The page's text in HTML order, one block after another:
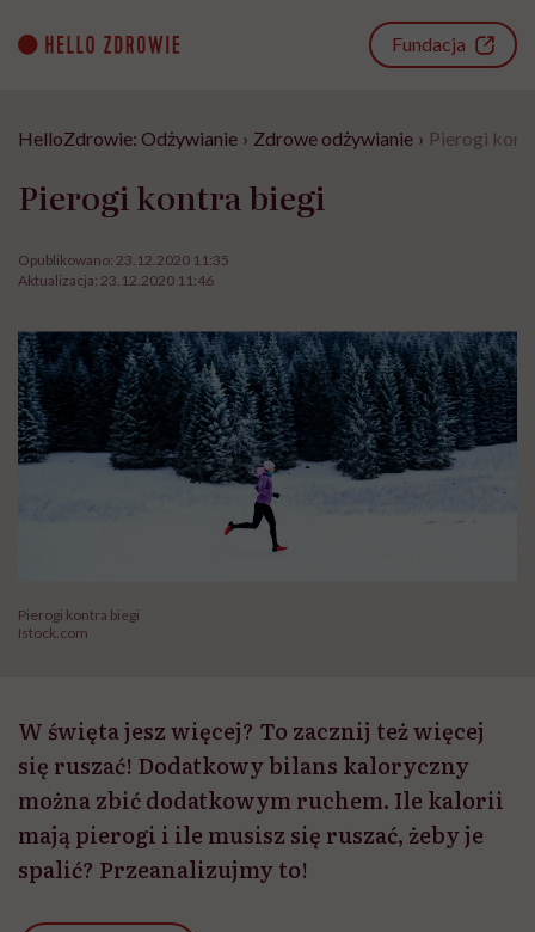
content
Fundacja
HelloZdrowie: Odżywianie › Zdrowe odżywianie › Pierogi
Pierogi kontra biegi
Opublikowano: 23.12.2020 11:35
Aktualizacja: 23.12.2020 11:46
Pierogi kontra biegi
Istock.com
W święta jesz więcej? To zacznij też więcej
się ruszać! Dodatkowy bilans kaloryczny
można zbić dodatkowym ruchem. Ile kalorii
mają pierogi i ile musisz się ruszać, żeby je
spalić? Przeanalizujmy to!